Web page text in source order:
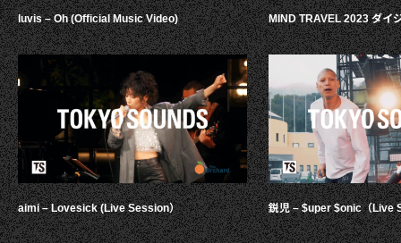
luvis – Oh (Official Music Video)
aimi – Lovesick (Live Session）
MIND TRAVEL 2023 ダイ
鋭児 – $uper $onic（Live